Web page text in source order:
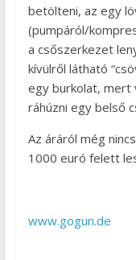
betölteni, az egy
(pumpáról/
a csőszerkezet
kívülről látható
egy burkolat, mert
ráhúzni egy belső
Az áráról még
1000 euró felett
www.gogun.de